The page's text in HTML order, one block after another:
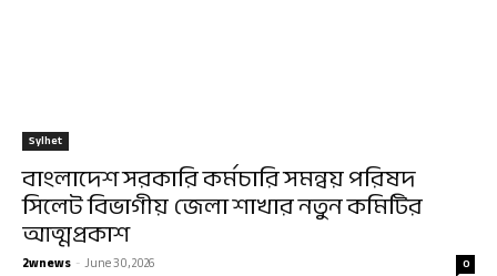
Sylhet
বাংলাদেশ সরকারি কর্মচারি সমন্বয় পরিষদ
সিলেট বিভাগীয় জেলা শাখার নতুন কমিটির
আত্মপ্রকাশ
2wnews -June 30, 2026 0